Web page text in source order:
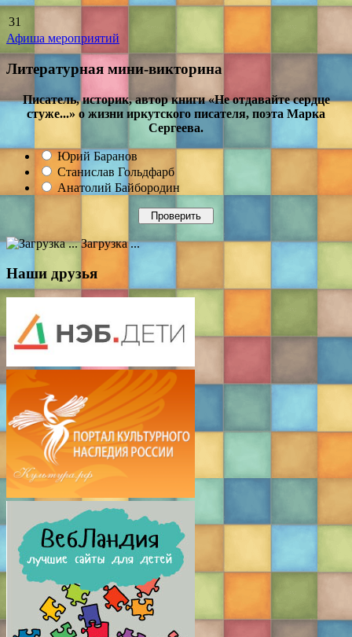
31
Афиша мероприятий
Литературная мини-викторина
Писатель, историк, автор книги «Не отдавайте сердце
стуже...» о жизни иркутского писателя, поэта Марка
Сергеева.
Юрий Баранов
Станислав Гольдфарб
Анатолий Байбородин
Загрузка ...
Наши друзья